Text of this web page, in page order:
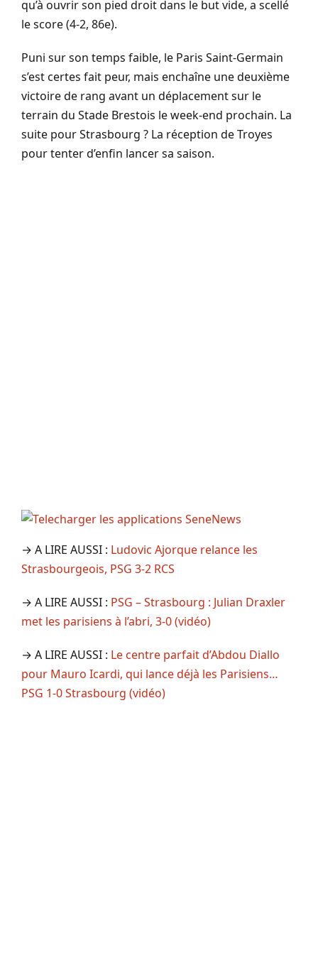
qu’à ouvrir son pied droit dans le but vide, a scellé
le score (4-2, 86e).
Puni sur son temps faible, le Paris Saint-Germain
s’est certes fait peur, mais enchaîne une deuxième
victoire de rang avant un déplacement sur le
terrain du Stade Brestois le week-end prochain. La
suite pour Strasbourg ? La réception de Troyes
pour tenter d’enfin lancer sa saison.
→ A LIRE AUSSI : Ludovic Ajorque relance les
Strasbourgeois, PSG 3-2 RCS
→ A LIRE AUSSI : PSG – Strasbourg : Julian Draxler
met les parisiens à l’abri, 3-0 (vidéo)
→ A LIRE AUSSI : Le centre parfait d’Abdou Diallo
pour Mauro Icardi, qui lance déjà les Parisiens…
PSG 1-0 Strasbourg (vidéo)